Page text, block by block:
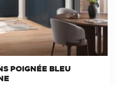
POIGNÉE BLEU